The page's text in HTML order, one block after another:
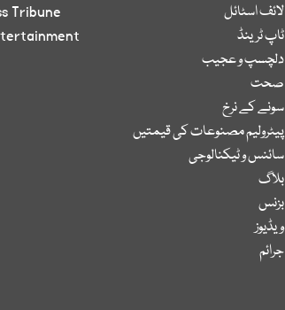
لائف اسٹائل
ٹاپ ٹرینڈ
دلچسپ و عجیب
صحت
سونے کے نرخ
پیٹرولیم مصنوعات کی قیمتیں
سائنس و ٹیکنالوجی
بلاگ
بزنس
ویڈیوز
جرائم
Tribune